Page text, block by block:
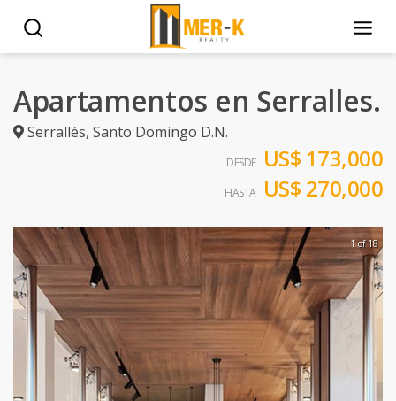
Apartamentos en Serralles.
Serrallés, Santo Domingo D.N.
DESDE US$ 173,000
HASTA US$ 270,000
1 of 18